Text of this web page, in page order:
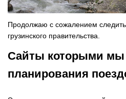
Продолжаю с сожалением
грузинского правительства.
Сайты которыми мы
планирования